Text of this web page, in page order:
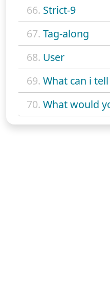
66. Strict-9
67. Tag-along
68. User
69. What can i
70. What would